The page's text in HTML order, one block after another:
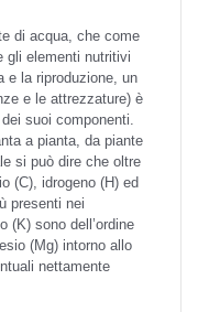
di acqua, che come
gli elementi nutritivi
e la riproduzione, un
e le attrezzature) è
suoi componenti.
a pianta, da piante
si può dire che oltre
(C), idrogeno (H) ed
presenti nei
(K) sono dell’ordine
(Mg) intorno allo
nettamente